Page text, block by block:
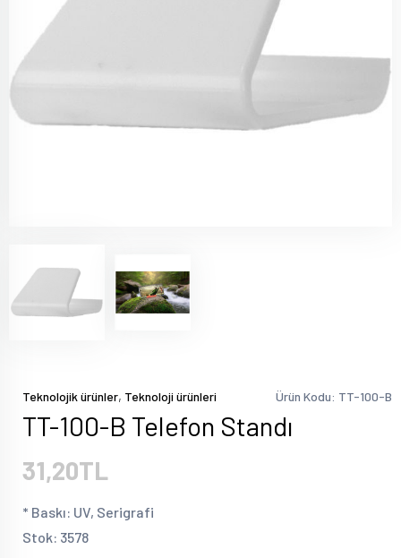
Teknolojik ürünler, Teknoloji ürünleri Ürün Kodu: TT-100-B
TT-100-B Telefon Standı
31,20TL
* Baskı: UV, Serigrafi
Stok: 3578